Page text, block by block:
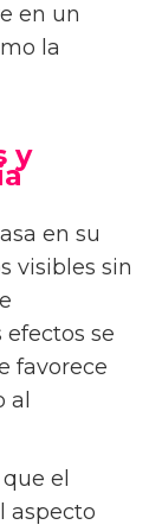
en un
la
y
en su
visibles sin
se
favorece
el
aspecto